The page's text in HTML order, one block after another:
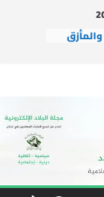
يتضح
الولايات